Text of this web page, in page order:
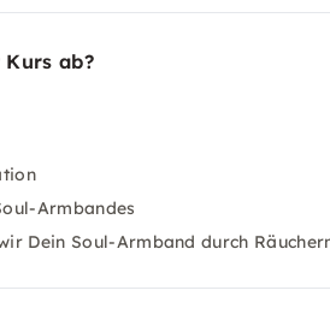
ab?
Armbandes
Dein Soul-Armband durch